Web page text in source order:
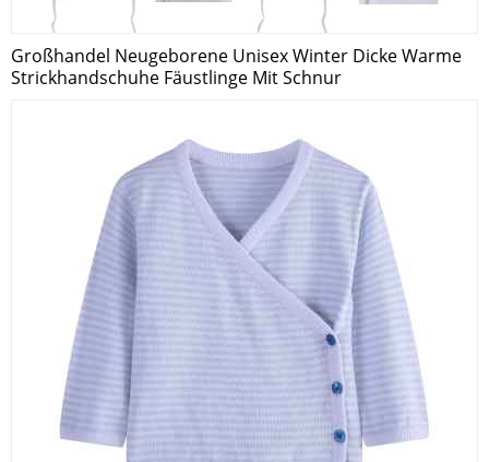
Großhandel Neugeborene Unisex Winter Dicke Warme
Strickhandschuhe Fäustlinge Mit Schnur